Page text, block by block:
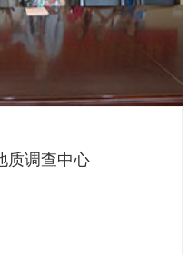
质调查中心